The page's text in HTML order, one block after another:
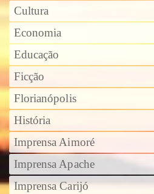
Cultura
Economia
Educação
Ficção
Florianópolis
História
Imprensa Aimoré
Imprensa Apache
Imprensa Carijó